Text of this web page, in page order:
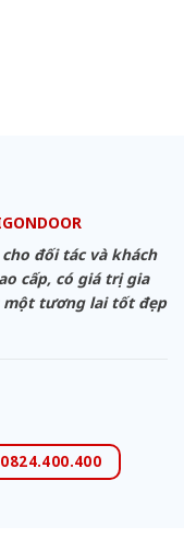
đối tác và khách
cấp, có giá trị gia
một tương lai tốt đẹp